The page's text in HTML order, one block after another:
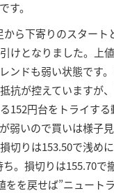
す。
ら下寄りのスタート
けとなりました。上
ンドも弱い状態です
抗が控えていますが
152円台をトライす
弱いので買いは様子
切りは153.50で浅め
。損切りは155.70で
をを戻せば”ニュート